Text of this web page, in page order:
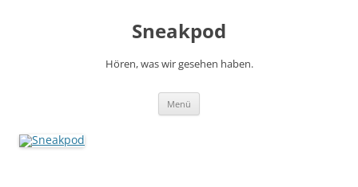
Sneakpod
Hören, was wir gesehen haben.
Menü